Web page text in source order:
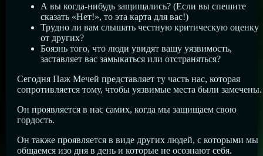
А вы когда-нибудь защищались? (Если вы спешите
сказать «Нет!», то эта карта для вас!)
Трудно ли вам слышать честную критическую оценку
от других?
Боязнь того, что люди увидят вашу уязвимость,
заставляет вас замыкаться или отстраняться?
Сегодня Паж Мечей представляет ту часть нас, которая
сопротивляется тому, чтобы уязвимые места были замечены.
Он проявляется в нас самих, когда мы защищаем свою
гордость.
Он также проявляется в виде других людей, с которыми мы
общаемся изо дня в день и которые не осознают себя.